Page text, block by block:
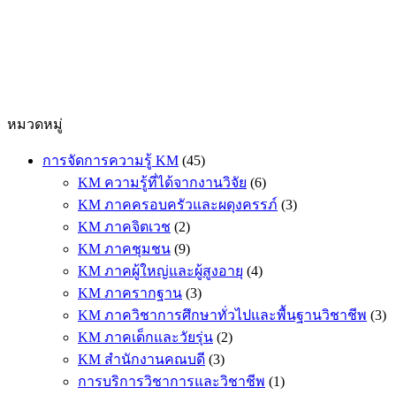
หมวดหมู่
การจัดการความรู้ KM (45)
KM ความรู้ที่ได้จากงานวิจัย (6)
KM ภาคครอบครัวและผดุงครรภ์ (3)
KM ภาคจิตเวช (2)
KM ภาคชุมชน (9)
KM ภาคผู้ใหญ่และผู้สูงอายุ (4)
KM ภาครากฐาน (3)
KM ภาควิชาการศึกษาทั่วไปและพื้นฐานวิชาชีพ (3)
KM ภาคเด็กและวัยรุ่น (2)
KM สำนักงานคณบดี (3)
การบริการวิชาการและวิชาชีพ (1)